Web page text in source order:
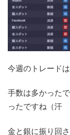
今週のトレード
手数は多かった
ったですね（汗
金と銀に振り回